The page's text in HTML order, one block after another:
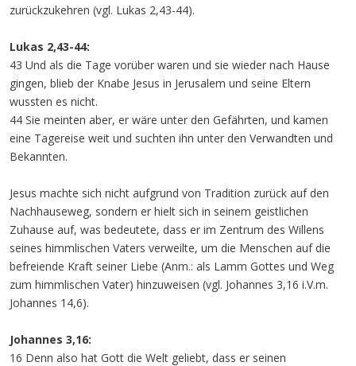
zurückzukehren (vgl. Lukas 2,43-44).
Lukas 2,43-44:
43 Und als die Tage vorüber waren und sie wieder nach Hause
gingen, blieb der Knabe Jesus in Jerusalem und seine Eltern
wussten es nicht.
44 Sie meinten aber, er wäre unter den Gefährten, und kamen
eine Tagereise weit und suchten ihn unter den Verwandten und
Bekannten.
Jesus machte sich nicht aufgrund von Tradition zurück auf den
Nachhauseweg, sondern er hielt sich in seinem geistlichen
Zuhause auf, was bedeutete, dass er im Zentrum des Willens
seines himmlischen Vaters verweilte, um die Menschen auf die
befreiende Kraft seiner Liebe (Anm.: als Lamm Gottes und Weg
zum himmlischen Vater) hinzuweisen (vgl. Johannes 3,16 i.V.m.
Johannes 14,6).
Johannes 3,16:
16 Denn also hat Gott die Welt geliebt, dass er seinen